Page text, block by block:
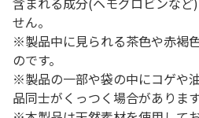
せん。
※製品中に見られる茶色や赤褐
のです。
※製品の一部や袋の中にコゲや
品同士がくっつく場合がありま